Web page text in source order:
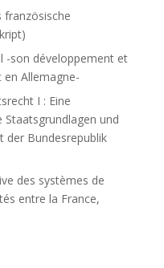
französische
-son développement et
Allemagne-
I : Eine
Staatsgrundlagen und
der Bundesrepublik
des systèmes de
entre la France,